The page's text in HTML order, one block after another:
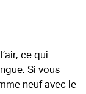
ce qui
Si vous
neuf avec le